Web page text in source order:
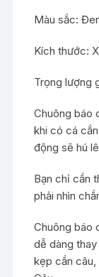
Màu sắc:
Kích thước:
Trọng lượng
Chuông báo
khi có cá
động sẽ hú
Bạn chỉ cần
phải nhìn
Chuông báo
dễ dàng
kẹp cần